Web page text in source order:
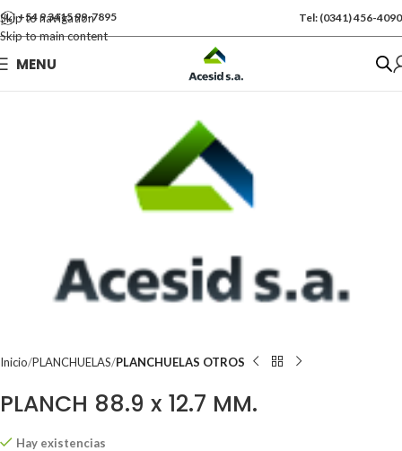
Skip to navigation
Skip to main content
+54 9 3415 99-7895 Tel: (0341) 456-4090
MENU
Inicio PLANCHUELAS PLANCHUELAS OTROS
PLANCH 88.9 x 12.7 MM.
Se vende por Und
Hay existencias